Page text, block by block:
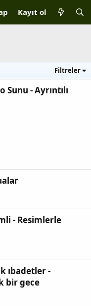
Kayıt ol
Filtreler
Sunu - Ayrıntılı
- Resimlerle
ıbadetler -
bir gece